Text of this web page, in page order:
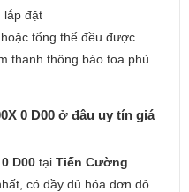
lắp đặt
tổng thể đều được
thanh thông báo toa phù
0 D00 ở đâu uy tín giá
D00 tại Tiến Cường
có đầy đủ hóa đơn đỏ